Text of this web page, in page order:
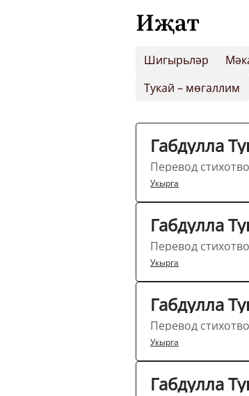
Иҗат
Шигырьләр
Тукай – мөгаллим
Габдулла
Перевод
Укырга
Габдулла
Перевод
Укырга
Габдулла
Перевод
Укырга
Габдулла